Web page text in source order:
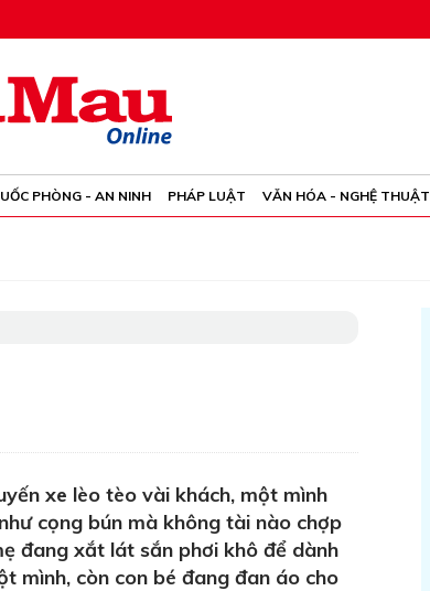
PHÒNG - AN NINH PHÁP LUẬT VĂN HÓA - NGHỆ THUẬT
xe lèo tèo vài khách, một mình
cọng bún mà không tài nào chợp
đang xắt lát sắn phơi khô để dành
mình, còn con bé đang đan áo cho